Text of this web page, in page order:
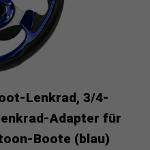
Lenkrad, 3/4-
Adapter für
Boote (blau)